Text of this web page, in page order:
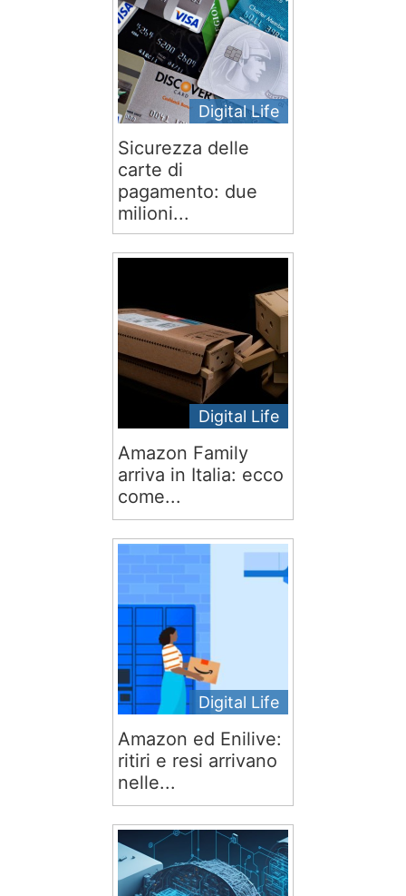
Digital Life
Sicurezza delle
carte di
pagamento: due
milioni...
Digital Life
Amazon Family
arriva in Italia: ecco
come...
Digital Life
Amazon ed Enilive:
ritiri e resi arrivano
nelle...